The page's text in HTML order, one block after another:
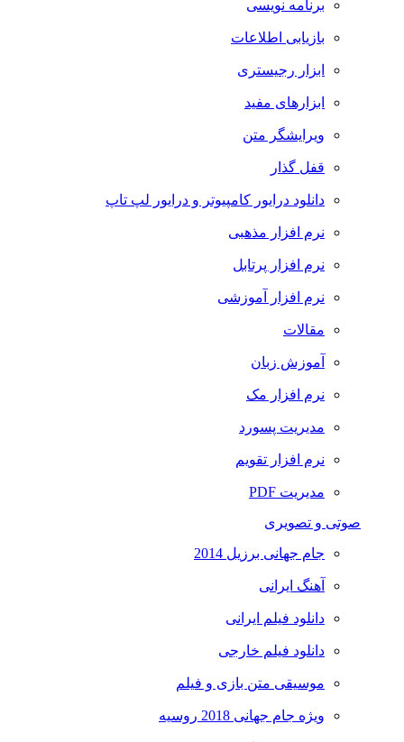
برنامه نویسی
بازیابی اطلاعات
ابزار رجیستری
ابزارهای مفید
ویرایشگر متن
قفل گذار
دانلود درایور کامپیوتر و درایور لپ تاپ
نرم افزار مذهبی
نرم افزار پرتابل
نرم افزار آموزشی
مقالات
آموزش زبان
نرم افزار مک
مدیریت پسورد
نرم افزار تقویم
مدیریت PDF
صوتی و تصویری
جام جهانی برزیل 2014
آهنگ ایرانی
دانلود فیلم ایرانی
دانلود فیلم خارجی
موسیقی متن بازی و فیلم
ویژه جام جهانی 2018 روسیه